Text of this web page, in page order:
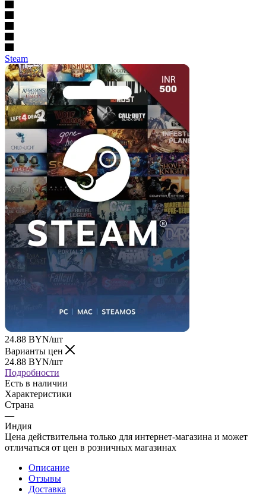
Steam
24.88 BYN/шт
Варианты цен
24.88 BYN/шт
Подробности
Есть в наличии
Характеристики
Страна
—
Индия
Цена действительна только для интернет-магазина и может
отличаться от цен в розничных магазинах
Описание
Отзывы
Доставка